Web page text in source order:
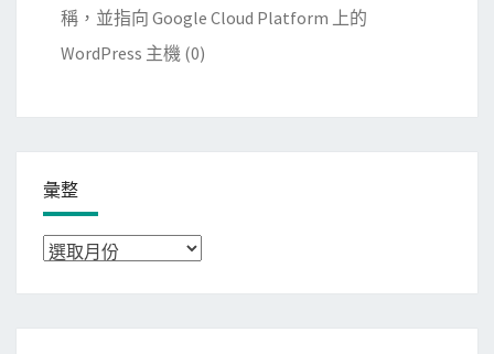
稱，並指向 Google Cloud Platform 上的
WordPress 主機 (0)
彙整
彙